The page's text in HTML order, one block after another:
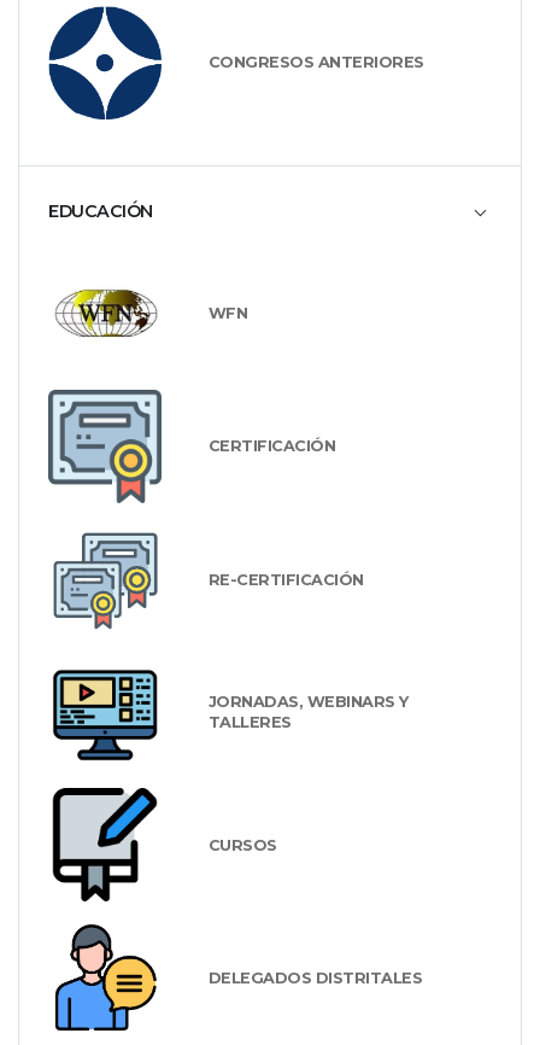
CONGRESOS ANTERIORES
EDUCACIÓN
WFN
CERTIFICACIÓN
RE-CERTIFICACIÓN
JORNADAS, WEBINARS Y
TALLERES
CURSOS
DELEGADOS DISTRITALES